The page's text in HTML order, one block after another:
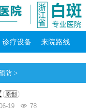
诊疗设备 来院路线
防 >
19 78